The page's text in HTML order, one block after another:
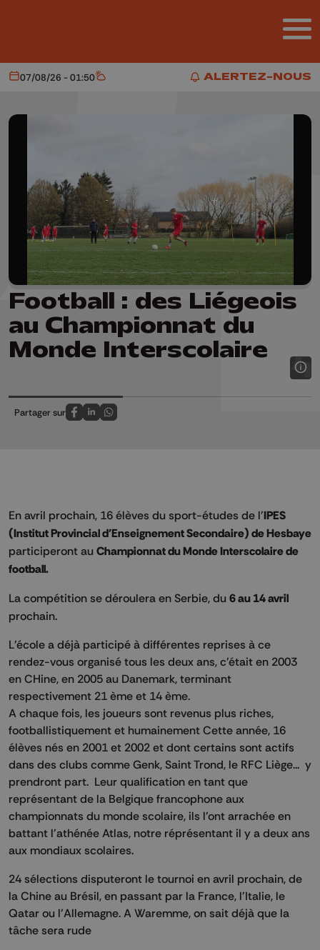
ALERTEZ-NOUS
ALERTEZ-NOUS
Aujourd'hui
07/08/26 - 01:50 Météo
Football : des Liégeois
au Championnat du
Monde Interscolaire
Partager sur
Partagez sur FaceBook
Partagez sur LinkedIn
Partagez sur Whatsapp
En avril prochain, 16 élèves du sport-études de l'IPES
(Institut Provincial d'Enseignement Secondaire) de Hesbaye
participeront au Championnat du Monde Interscolaire de
football.
La compétition se déroulera en Serbie, du 6 au 14 avril
prochain.
L'école a déjà participé à différentes reprises à ce
rendez-vous organisé tous les deux ans, c'était en 2003
en CHine, en 2005 au Danemark, terminant
respectivement 21 ème et 14 ème.
A chaque fois, les joueurs sont revenus plus riches,
footballistiquement et humainement Cette année, 16
élèves nés en 2001 et 2002 et dont certains sont actifs
dans des clubs comme Genk, Saint Trond, le RFC Liège... y
prendront part. Leur qualification en tant que
représentant de la Belgique francophone aux
championnats du monde scolaire, ils l'ont arrachée en
battant l'athénée Atlas, notre réprésentant il y a deux ans
aux mondiaux scolaires.
24 sélections disputeront le tournoi en avril prochain, de
la Chine au Brésil, en passant par la France, l'Italie, le
Qatar ou l'Allemagne. A Waremme, on sait déjà que la
tâche sera rude